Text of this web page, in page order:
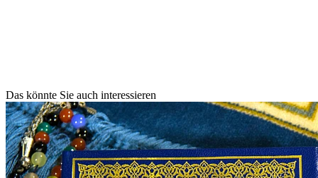
Das könnte Sie auch interessieren